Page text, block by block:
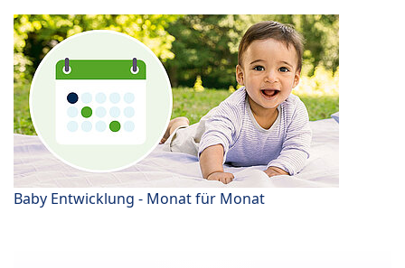
Baby Entwicklung - Monat für Monat